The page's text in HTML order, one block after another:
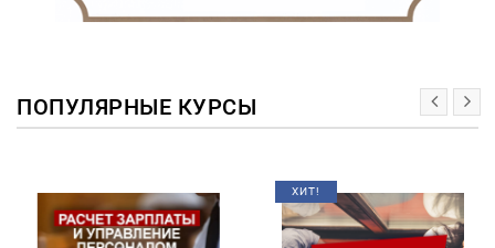
ПОПУЛЯРНЫЕ КУРСЫ
ХИТ!